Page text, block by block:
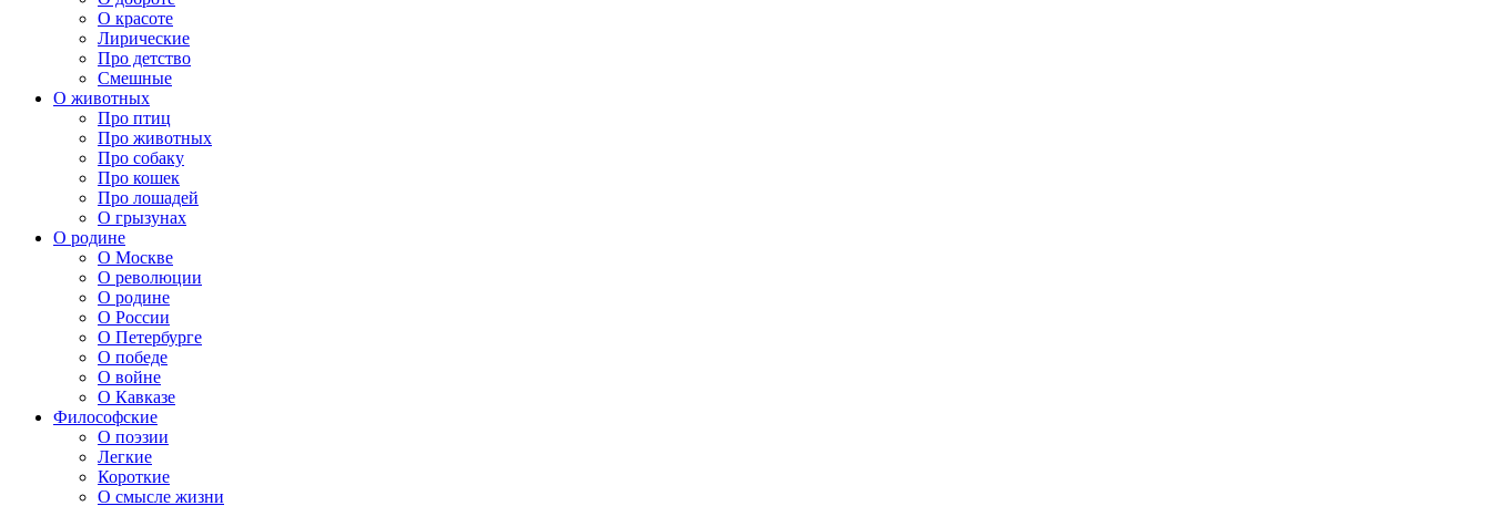
О красоте
Лирические
Про детство
Смешные
О животных
Про птиц
Про животных
Про собаку
Про кошек
Про лошадей
О грызунах
О родине
О Москве
О революции
О родине
О России
О Петербурге
О победе
О войне
О Кавказе
Философские
О поэзии
Легкие
Короткие
О смысле жизни